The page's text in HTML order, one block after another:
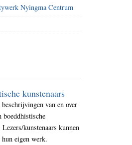
Nyingma Centrum
kunstenaars
van en over
boeddhistische
Lezers/kunstenaars kunnen
eigen werk.